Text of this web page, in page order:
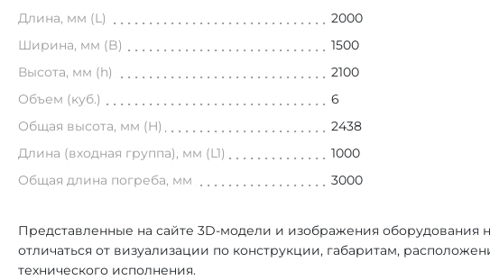
Длина, мм (L)
2000
Ширина, мм (B)
1500
Высота, мм (h)
2100
Объем (куб.)
6
Общая высота, мм (H)
2438
Длина (входная группа), мм (L1)
1000
Общая длина погреба, мм
3000
Представленные на сайте 3D-модели и изображения оборудования
отличаться от визуализации по конструкции, габаритам,
технического исполнения.